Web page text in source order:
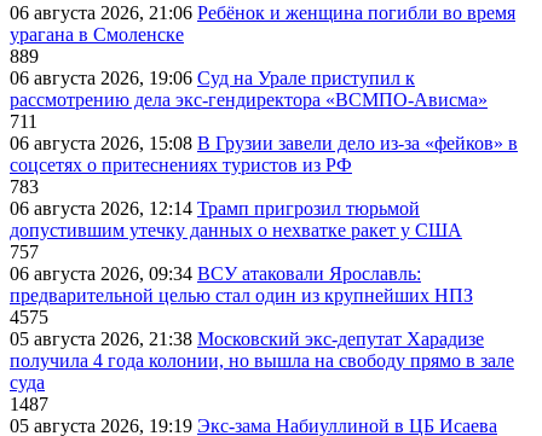
06 августа 2026, 21:06 Ребёнок и женщина погибли во время
урагана в Смоленске
889
06 августа 2026, 19:06 Суд на Урале приступил к
рассмотрению дела экс-гендиректора «ВСМПО-Ависма»
711
06 августа 2026, 15:08 В Грузии завели дело из-за «фейков» в
соцсетях о притеснениях туристов из РФ
783
06 августа 2026, 12:14 Трамп пригрозил тюрьмой
допустившим утечку данных о нехватке ракет у США
757
06 августа 2026, 09:34 ВСУ атаковали Ярославль:
предварительной целью стал один из крупнейших НПЗ
4575
05 августа 2026, 21:38 Московский экс-депутат Харадизе
получила 4 года колонии, но вышла на свободу прямо в зале
суда
1487
05 августа 2026, 19:19 Экс-зама Набиуллиной в ЦБ Исаева